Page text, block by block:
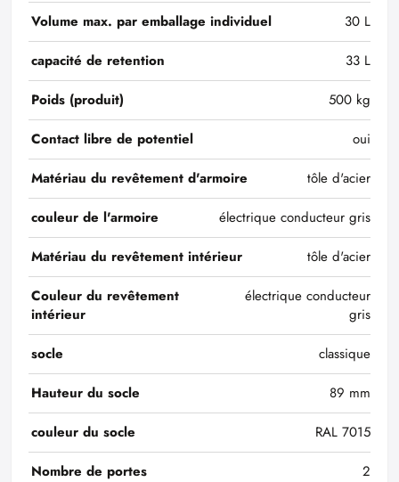
Volume max. par emballage individuel
30 L
capacité de retention
33 L
Poids (produit)
500 kg
Contact libre de potentiel
oui
Matériau du revêtement d'armoire
tôle d'acier
couleur de l'armoire
électrique conducteur gris
Matériau du revêtement intérieur
tôle d'acier
Couleur du revêtement
intérieur
électrique conducteur
gris
socle
classique
Hauteur du socle
89 mm
couleur du socle
RAL 7015
Nombre de portes
2